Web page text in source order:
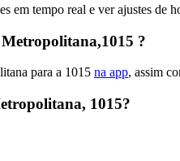
em tempo real e ver ajustes de
?
para a 1015 na app, assim
1015?